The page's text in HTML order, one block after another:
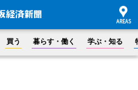
買う 暮らす・働く 学ぶ・知る